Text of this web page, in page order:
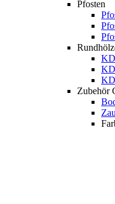
Pfosten
Zubehör